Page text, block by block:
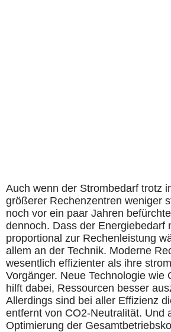
Auch wenn der Strombedarf trotz
größerer Rechenzentren weniger
noch vor ein paar Jahren
dennoch. Dass der Energiebedarf
proportional zur Rechenleistung
allem an der Technik. Moderne
wesentlich effizienter als ihre
Vorgänger. Neue Technologie wie
hilft dabei, Ressourcen besser
Allerdings sind bei aller Effizienz
entfernt von CO2-Neutralität. Und
Optimierung der